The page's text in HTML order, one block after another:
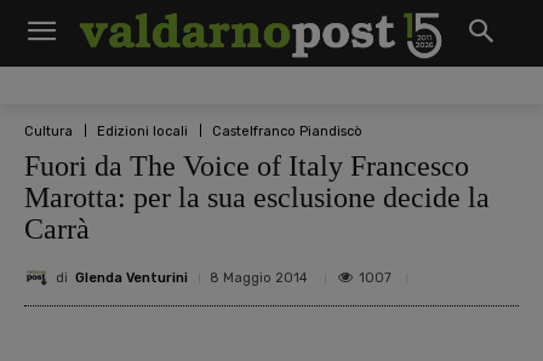
Cultura Edizioni locali Castelfranco Piandiscò
Fuori da The Voice of Italy Francesco
Marotta: per la sua esclusione decide la
Carrà
di Glenda Venturini 8 Maggio 2014 1007